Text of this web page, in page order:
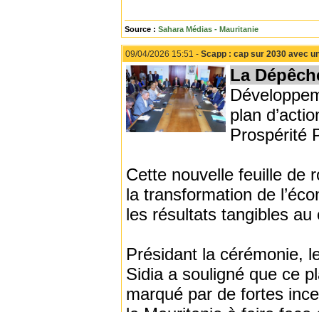
Source : Sahara Médias - Mauritanie
09/04/2026 15:51 - Scapp : cap sur 2030 avec
La
plan
Prospérité
Cette nouvelle feuille de
la transformation de
les résultats tangibles
Présidant la cérémonie,
Sidia a souligné que ce
marqué par de fortes